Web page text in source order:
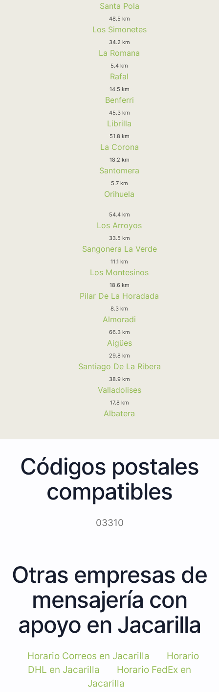
Santa Pola
48.5 km
Los Simonetes
34.2 km
La Romana
5.4 km
Rafal
14.5 km
Benferri
45.3 km
Librilla
51.8 km
La Corona
18.2 km
Santomera
5.7 km
Orihuela
54.4 km
Los Arroyos
33.5 km
Sangonera La Verde
11.1 km
Los Montesinos
18.6 km
Pilar De La Horadada
8.3 km
Almoradi
66.3 km
Aigües
29.8 km
Santiago De La Ribera
38.9 km
Valladolises
17.8 km
Albatera
Códigos postales
compatibles
03310
Otras empresas de
mensajería con
apoyo en Jacarilla
Horario Correos en Jacarilla
Horario
DHL en Jacarilla
Horario FedEx en
Jacarilla